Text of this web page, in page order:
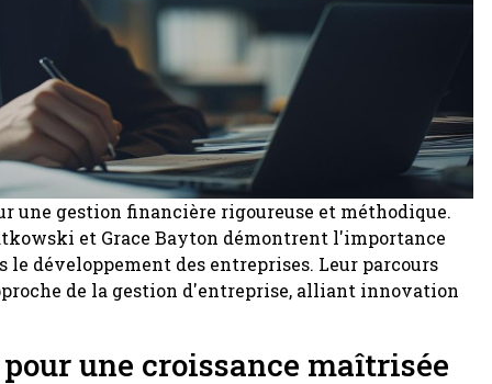
une gestion financière rigoureuse et méthodique.
et Grace Bayton démontrent l'importance
développement des entreprises. Leur parcours
de la gestion d'entreprise, alliant innovation
une croissance maîtrisée